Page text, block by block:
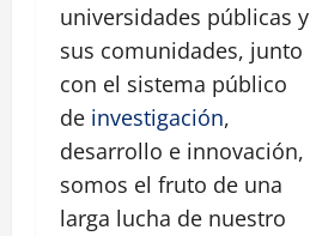
universidades públicas y
sus comunidades, junto
con el sistema público
de investigación,
desarrollo e innovación,
somos el fruto de una
larga lucha de nuestro